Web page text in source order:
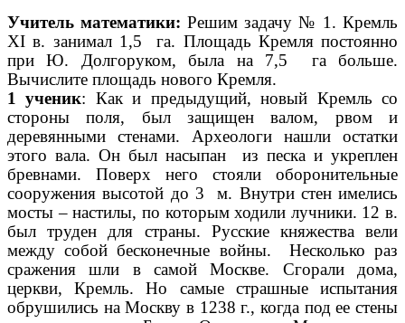
Учитель математики: Решим задачу № 1. Кремль
XI в. занимал 1,5 га. Площадь Кремля постоянно
при Ю. Долгоруком, была на 7,5 га больше.
Вычислите площадь нового Кремля.
1 ученик: Как и предыдущий, новый Кремль со
стороны поля, был защищен валом, рвом и
деревянными стенами. Археологи нашли остатки
этого вала. Он был насыпан из песка и укреплен
бревнами. Поверх него стояли оборонительные
сооружения высотой до 3 м. Внутри стен имелись
мосты – настилы, по которым ходили лучники. 12 в.
был труден для страны. Русские княжества вели
между собой бесконечные войны. Несколько раз
сражения шли в самой Москве. Сгорали дома,
церкви, Кремль. Но самые страшные испытания
обрушились на Москву в 1238 г., когда под ее стены